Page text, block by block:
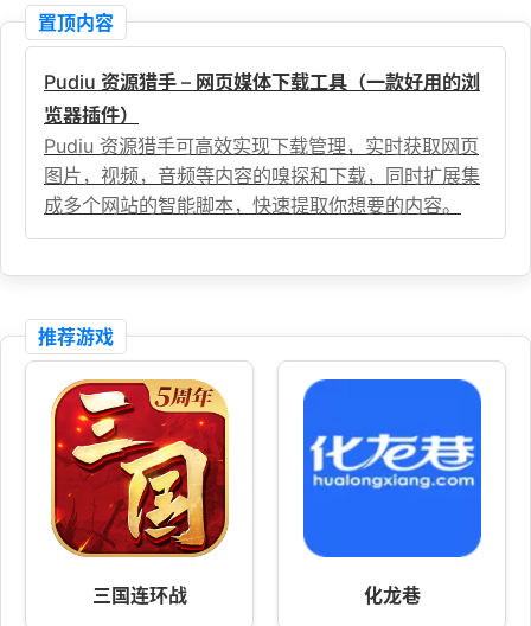
置顶内容
Pudiu 资源猎手 – 网页媒体下载工具（一款好用的浏
览器插件）
Pudiu 资源猎手可高效实现下载管理，实时获取网页
图片，视频，音频等内容的嗅探和下载，同时扩展集
成多个网站的智能脚本，快速提取你想要的内容。
推荐游戏
三国连环战 化龙巷